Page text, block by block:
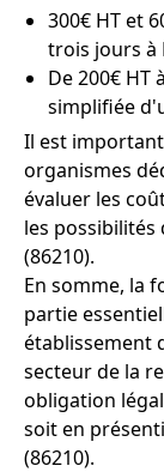
300€ HT et
trois jours à
De 200€ HT
simplifiée
Il est
organismes
évaluer les
les
(86210).
En somme, la
partie
établissement
secteur de la
obligation
soit en
(86210).